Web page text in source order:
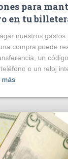
para
en tu
nuestros gastos
compra puede
un
o un reloj
más